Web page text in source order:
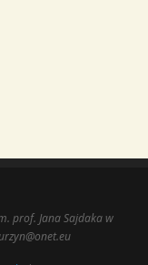
prof. Jana Sajdaka w